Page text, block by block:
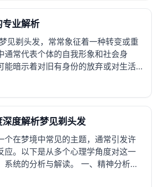
出梦者内心深处对失败、失去或未能
。...
专业解析
见剃头发，常常象征着一种转变或重
通常代表个体的自我形象和社会身
能暗示着对旧有身份的放弃或对生活
审视。这种梦境可能表达了内心深处
味着对外部环境的适应、对人际关系
自我认知的...
度解析梦见剃头发
个在梦境中常见的主题，通常引发许
应。以下是从多个心理学角度对这一
系统的分析与解读。 一、精神分析学
理论解析 根据弗洛伊德的理论，梦境